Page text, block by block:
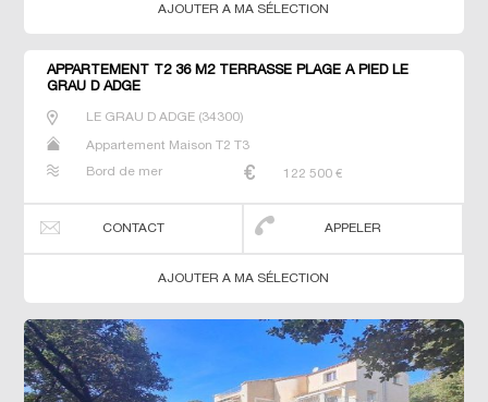
AJOUTER A MA SÉLECTION
APPARTEMENT T2 36 M2 TERRASSE PLAGE À PIED LE
GRAU D ADGE
LE GRAU D ADGE(34300)
Appartement Maison T2 T3
Bord de mer 122 500 €
CONTACT APPELER
AJOUTER A MA SÉLECTION